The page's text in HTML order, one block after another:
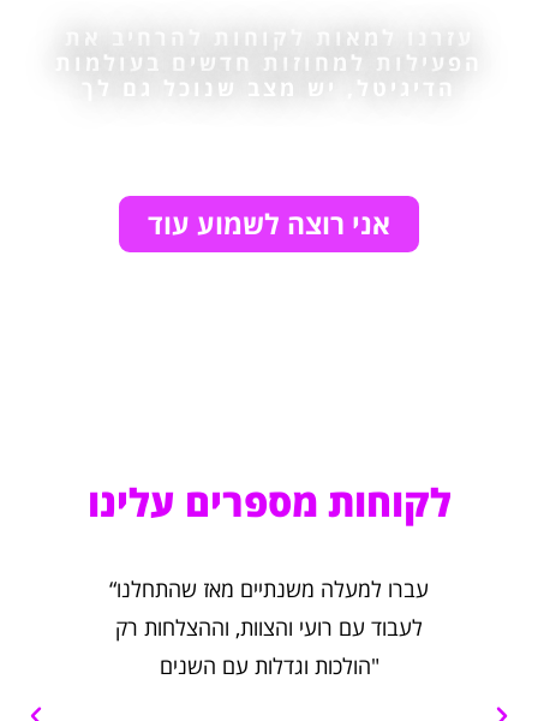
עזרנו למאות לקוחות להרחיב את
הפעילות למחוזות חדשים בעולמות
הדיגיטל, יש מצב שנוכל גם לך
אני רוצה לשמוע עוד
לקוחות מספרים עלינו
“עברו למעלה משנתיים מאז שהתחלנו
לעבוד עם רועי והצוות, וההצלחות רק
הולכות וגדלות עם השנים"